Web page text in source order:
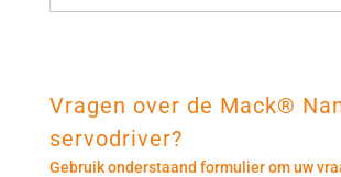
Vragen over de Mack®
servodriver?
Gebruik onderstaand formulier om uw